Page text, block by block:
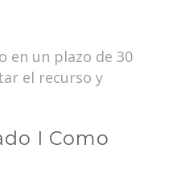
en un plazo de 30
el recurso y
I Como